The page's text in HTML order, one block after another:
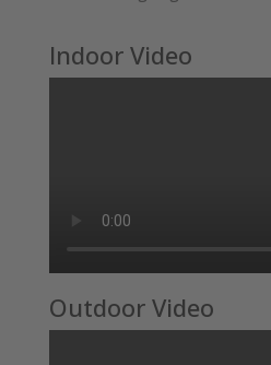
Indoor Video
Outdoor Video